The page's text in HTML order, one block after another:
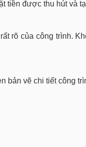
tiền được thu hút và
rõ của công trình.
bản vẽ chi tiết công